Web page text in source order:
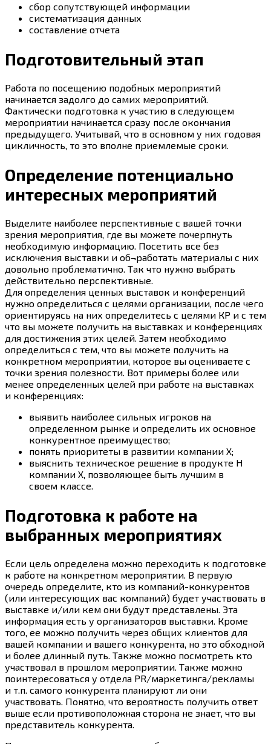
сбор сопутствующей информации
систематизация данных
составление отчета
Подготовительный этап
Работа по посещению подобных мероприятий
начинается задолго до самих мероприятий.
Фактически подготовка к участию в следующем
мероприятии начинается сразу после окончания
предыдущего. Учитывай, что в основном у них годовая
цикличность, то это вполне приемлемые сроки.
Определение потенциально
интересных мероприятий
Выделите наиболее перспективные с вашей точки
зрения мероприятия, где вы можете почерпнуть
необходимую информацию. Посетить все без
исключения выставки и об¬работать материалы с них
довольно проблематично. Так что нужно выбрать
действительно перспективные.
Для определения ценных выставок и конференций
нужно определиться с целями организации, после чего
ориентируясь на них определитесь с целями КР и с тем
что вы можете получить на выставках и конференциях
для достижения этих целей. Затем необходимо
определиться с тем, что вы можете получить на
конкретном мероприятии, которое вы оцениваете с
точки зрения полезности. Вот примеры более или
менее определенных целей при работе на выставках
и конференциях:
выявить наиболее сильных игроков на
определенном рынке и определить их основное
конкурентное преимущество;
понять приоритеты в развитии компании Х;
выяснить техническое решение в продукте Н
компании Х, позволяющее быть лучшим в
своем классе.
Подготовка к работе на
выбранных мероприятиях
Если цель определена можно переходить к подготовке
к работе на конкретном мероприятии. В первую
очередь определите, кто из компаний-конкурентов
(или интересующих вас компаний) будет участвовать в
выставке и/или кем они будут представлены. Эта
информация есть у организаторов выставки. Кроме
того, ее можно получить через общих клиентов для
вашей компании и вашего конкурента, но это обходной
и более длинный путь. Также можно посмотреть кто
участвовал в прошлом мероприятии. Также можно
поинтересоваться у отдела PR/маркетинга/рекламы
и т.п. самого конкурента планируют ли они
участвовать. Понятно, что вероятность получить ответ
выше если противоположная сторона не знает, что вы
представитель конкурента.